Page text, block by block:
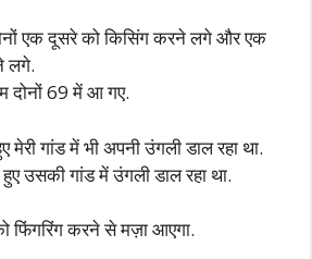
एक दूसरे को किसिंग करने लगे और एक
लगे.
दोनों 69 में आ गए.
गांड में भी अपनी उंगली डाल रहा था.
उसकी गांड में उंगली डाल रहा था.
फिंगरिंग करने से मज़ा आएगा.